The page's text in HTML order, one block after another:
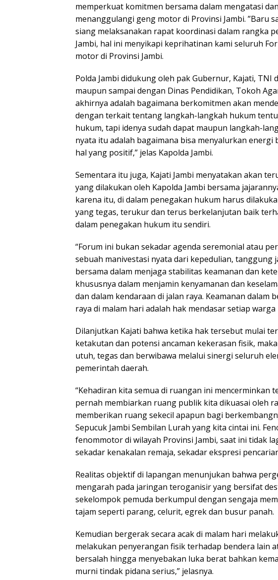
memperkuat komitmen bersama dalam mengatasi
menanggulangi geng motor di Provinsi Jambi. ”Baru
siang melaksanakan rapat koordinasi dalam rangka
Jambi, hal ini menyikapi keprihatinan kami seluruh
motor di Provinsi Jambi.
Polda Jambi didukung oleh pak Gubernur, Kajati, TNI
maupun sampai dengan Dinas Pendidikan, Tokoh
akhirnya adalah bagaimana berkomitmen akan
dengan terkait tentang langkah-langkah hukum
hukum, tapi idenya sudah dapat maupun langkah-
nyata itu adalah bagaimana bisa menyalurkan energi
hal yang positif,” jelas Kapolda Jambi.
Sementara itu juga, Kajati Jambi menyatakan akan
yang dilakukan oleh Kapolda Jambi bersama
karena itu, di dalam penegakan hukum harus
yang tegas, terukur dan terus berkelanjutan baik
dalam penegakan hukum itu sendiri.
“Forum ini bukan sekadar agenda seremonial atau
sebuah manivestasi nyata dari kepedulian, tanggung
bersama dalam menjaga stabilitas keamanan dan
khususnya dalam menjamin kenyamanan dan
dan dalam kendaraan di jalan raya. Keamanan dalam
raya di malam hari adalah hak mendasar setiap warga
Dilanjutkan Kajati bahwa ketika hak tersebut mulai
ketakutan dan potensi ancaman kekerasan fisik,
utuh, tegas dan berwibawa melalui sinergi seluruh
pemerintah daerah.
“Kehadiran kita semua di ruangan ini mencerminkan
pernah membiarkan ruang publik kita dikuasai oleh
memberikan ruang sekecil apapun bagi
Sepucuk Jambi Sembilan Lurah yang kita cintai ini.
fenommotor di wilayah Provinsi Jambi, saat ini tidak
sekadar kenakalan remaja, sekadar ekspresi
Realitas objektif di lapangan menunjukan bahwa
mengarah pada jaringan teroganisir yang bersifat
sekelompok pemuda berkumpul dengan sengaja
tajam seperti parang, celurit, egrek dan busur panah.
Kemudian bergerak secara acak di malam hari
melakukan penyerangan fisik terhadap bendera lain
bersalah hingga menyebakan luka berat bahkan
murni tindak pidana serius,” jelasnya.